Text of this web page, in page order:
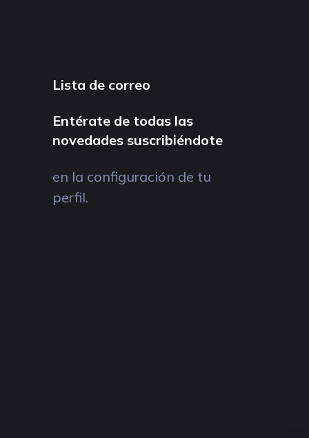
Lista de correo
Entérate de todas las
novedades suscribiéndote
en la configuración de tu
perfil.